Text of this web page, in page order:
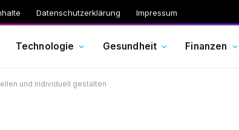
Datenschutzerklärung Impressum
Technologie Gesundheit Finanzen
und individuell gestalten